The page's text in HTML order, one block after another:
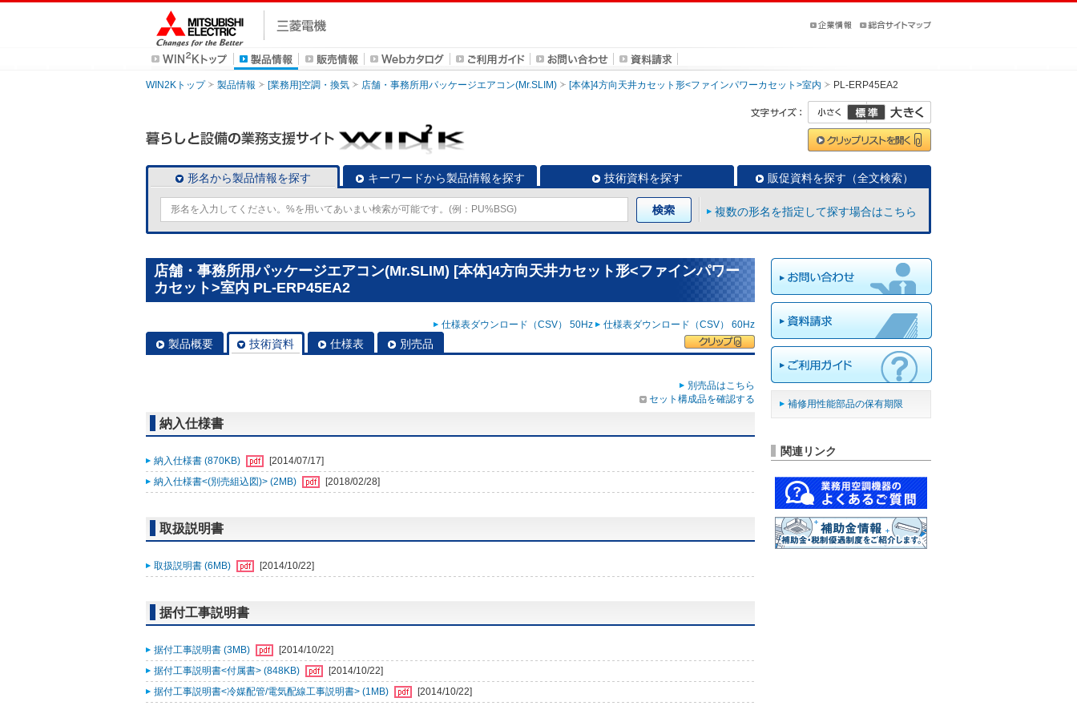
WIN2Kトップ 製品情報 [業務用]空調・換気 店舗・事務所用パッケージエアコン(Mr.SLIM) [本体]4方向天井カセット形<ファインパワーカセット>室内 PL-ERP45EA2
形名から製品情報を探す キーワードから製品情報を探す 技術資料を探す 販促資料を探す（全文検索）
複数の形名を指定して探す場合はこちら
店舗・事務所用パッケージエアコン(Mr.SLIM) [本体]4方向天井カセット形<ファインパワー
カセット>室内 PL-ERP45EA2
仕様表ダウンロード（CSV） 50Hz 仕様表ダウンロード（CSV） 60Hz
製品概要 技術資料 仕様表 別売品
別売品はこちら
セット構成品を確認する
納入仕様書
納入仕様書 (870KB)
[2014/07/17]
納入仕様書<(別売組込図)> (2MB)
[2018/02/28]
取扱説明書
取扱説明書 (6MB) [2014/10/22]
据付工事説明書
据付工事説明書 (3MB)
[2014/10/22]
据付工事説明書<付属書> (848KB)
[2014/10/22]
据付工事説明書<冷媒配管/電気配線工事説明書> (1MB)
[2014/10/22]
補修用性能部品の保有期限
関連リンク